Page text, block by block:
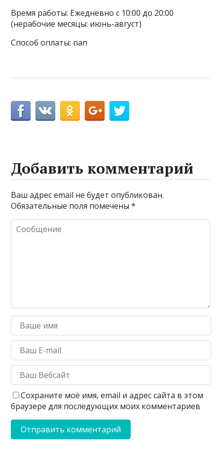
Время работы: Ежедневно с 10:00 до 20:00
(нерабочие месяцы: июнь-август)
Способ оплаты: nan
Добавить комментарий
Ваш адрес email не будет опубликован.
Обязательные поля помечены*
Сохраните моё имя, email и адрес сайта в этом
браузере для последующих моих комментариев